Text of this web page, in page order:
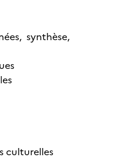
synthèse,
culturelles